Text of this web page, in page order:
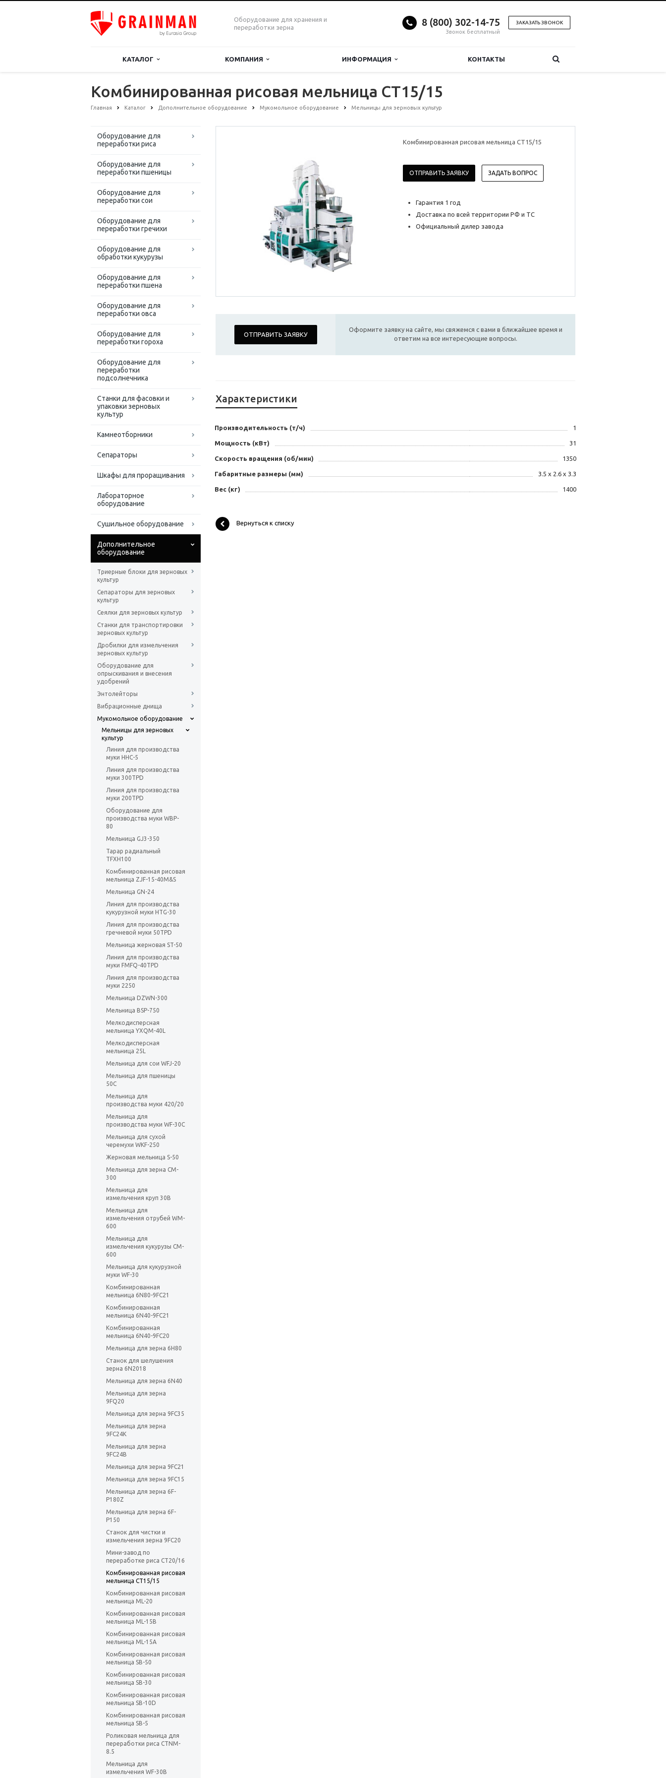
Оборудование для хранения и
переработки зерна
ЗАКАЗАТЬ ЗВОНОК
8 (800) 302-14-75
Звонок бесплатный
КАТАЛОГ КОМПАНИЯ ИНФОРМАЦИЯ КОНТАКТЫ
Комбинированная рисовая мельница CT15/15
Главная Каталог Дополнительное оборудование Мукомольное оборудование Мельницы для зерновых культур
Оборудование для
переработки риса
Оборудование для
переработки пшеницы
Оборудование для
переработки сои
Оборудование для
переработки гречихи
Оборудование для
обработки кукурузы
Оборудование для
переработки пшена
Оборудование для
переработки овса
Оборудование для
переработки гороха
Оборудование для
переработки
подсолнечника
Станки для фасовки и
упаковки зерновых
культур
Камнеотборники
Сепараторы
Шкафы для проращивания
Лабораторное
оборудование
Сушильное оборудование
Дополнительное
оборудование
Триерные блоки для зерновых
культур
Сепараторы для зерновых
культур
Сеялки для зерновых культур
Станки для транспортировки
зерновых культур
Дробилки для измельчения
зерновых культур
Оборудование для
опрыскивания и внесения
удобрений
Энтолейторы
Вибрационные днища
Мукомольное оборудование
Мельницы для зерновых
культур
Линия для производства
муки HHC-5
Линия для производства
муки 300TPD
Линия для производства
муки 200TPD
Оборудование для
производства муки WBP-
80
Мельница GJ3-350
Тарар радиальный
TFXH100
Комбинированная рисовая
мельница ZJF-15-40M&S
Мельница GN-24
Линия для производства
кукурузной муки HTG-30
Линия для производства
гречневой муки 50TPD
Мельница жерновая ST-50
Линия для производства
муки FMFQ-40TPD
Линия для производства
муки 2250
Мельница DZWN-300
Мельница BSP-750
Мелкодисперсная
мельница YXQM-40L
Мелкодисперсная
мельница 25L
Мельница для сои WFJ-20
Мельница для пшеницы
50C
Мельница для
производства муки 420/20
Мельница для
производства муки WF-30C
Мельница для сухой
черемухи WKF-250
Жерновая мельница S-50
Мельница для зерна CM-
300
Мельница для
измельчения круп 30B
Мельница для
измельчения отрубей WM-
600
Мельница для
измельчения кукурузы CM-
600
Мельница для кукурузной
муки WF-30
Комбинированная
мельница 6N80-9FC21
Комбинированная
мельница 6N40-9FC21
Комбинированная
мельница 6N40-9FC20
Мельница для зерна 6Н80
Станок для шелушения
зерна 6N2018
Мельница для зерна 6N40
Мельница для зерна
9FQ20
Мельница для зерна 9FC35
Мельница для зерна
9FC24K
Мельница для зерна
9FC24B
Мельница для зерна 9FC21
Мельница для зерна 9FC15
Мельница для зерна 6F-
P180Z
Мельница для зерна 6F-
P150
Станок для чистки и
измельчения зерна 9FC20
Мини-завод по
переработке риса CT20/16
Комбинированная рисовая
мельница CT15/15
Комбинированная рисовая
мельница ML-20
Комбинированная рисовая
мельница ML-15B
Комбинированная рисовая
мельница ML-15A
Комбинированная рисовая
мельница SB-50
Комбинированная рисовая
мельница SB-30
Комбинированная рисовая
мельница SB-10D
Комбинированная рисовая
мельница SB-5
Роликовая мельница для
переработки риса CTNM-
8.5
Мельница для
измельчения WF-30B
Комбинированная рисовая мельница CT15/15
ОТПРАВИТЬ ЗАЯВКУ ЗАДАТЬ ВОПРОС
Гарантия 1 год
Доставка по всей территории РФ и ТС
Официальный дилер завода
ОТПРАВИТЬ ЗАЯВКУ
Оформите заявку на сайте, мы свяжемся с вами в ближайшее время и
ответим на все интересующие вопросы.
Характеристики
Производительность (т/ч) 1
Мощность (кВт) 31
Скорость вращения (об/мин) 1350
Габаритные размеры (мм) 3.5 x 2.6 x 3.3
Вес (кг) 1400
Вернуться к списку